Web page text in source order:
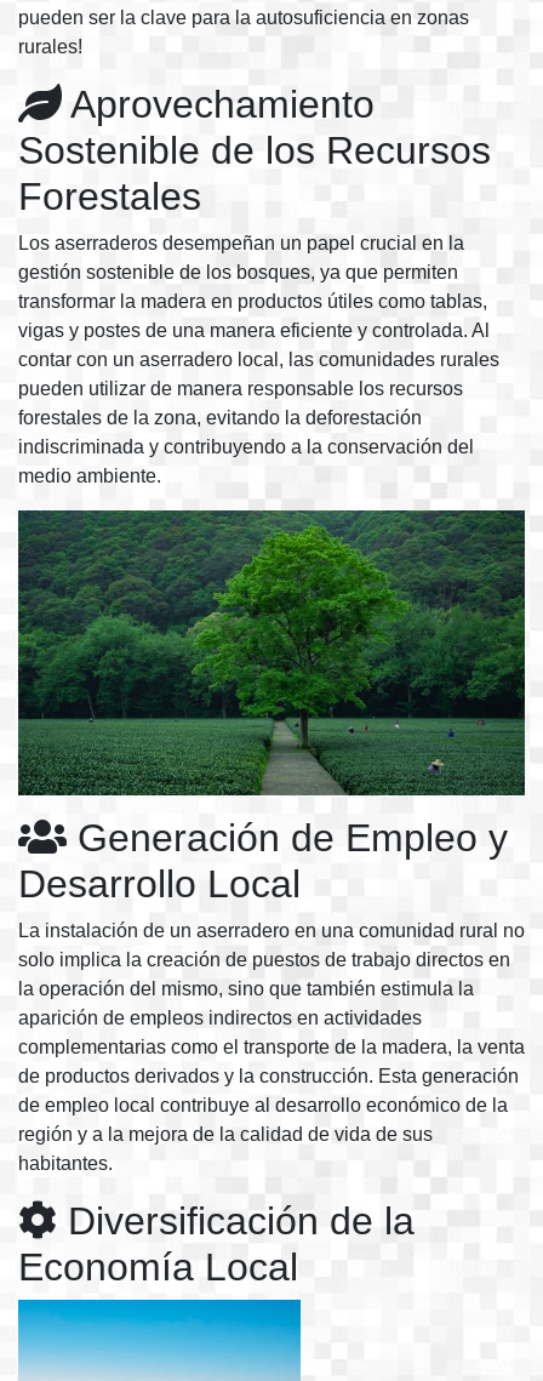
pueden ser la clave para la autosuficiencia en zonas
rurales!
Aprovechamiento
Sostenible de los Recursos
Forestales
Los aserraderos desempeñan un papel crucial en la
gestión sostenible de los bosques, ya que permiten
transformar la madera en productos útiles como tablas,
vigas y postes de una manera eficiente y controlada. Al
contar con un aserradero local, las comunidades rurales
pueden utilizar de manera responsable los recursos
forestales de la zona, evitando la deforestación
indiscriminada y contribuyendo a la conservación del
medio ambiente.
Generación de Empleo y
Desarrollo Local
La instalación de un aserradero en una comunidad rural no
solo implica la creación de puestos de trabajo directos en
la operación del mismo, sino que también estimula la
aparición de empleos indirectos en actividades
complementarias como el transporte de la madera, la venta
de productos derivados y la construcción. Esta generación
de empleo local contribuye al desarrollo económico de la
región y a la mejora de la calidad de vida de sus
habitantes.
Diversificación de la
Economía Local